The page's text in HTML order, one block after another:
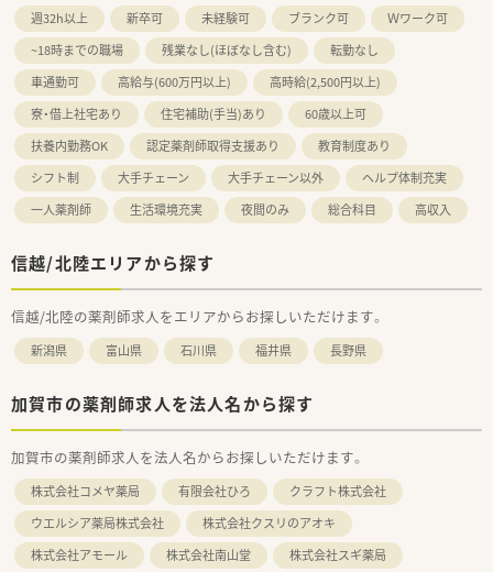
週32h以上
新卒可 未経験可 ブランク可
Ｗワーク可
~18時までの職場
残業なし(ほぼなし含む)
転勤なし
車通勤可
高給与(600万円以上)
高時給(2,500円以上)
寮・借上社宅あり
住宅補助(手当)あり
60歳以上可
扶養内勤務OK
認定薬剤師取得支援あり
教育制度あり
シフト制
大手チェーン 大手チェーン以外
ヘルプ体制充実
一人薬剤師
生活環境充実 夜間のみ 総合科目 高収入
信越/北陸エリアから探す
信越/北陸の薬剤師求人をエリアからお探しいただけます。
新潟県 富山県 石川県 福井県 長野県
加賀市の薬剤師求人を法人名から探す
加賀市の薬剤師求人を法人名からお探しいただけます。
株式会社コメヤ薬局 有限会社ひろ
クラフト株式会社
ウエルシア薬局株式会社
株式会社クスリのアオキ
株式会社アモール
株式会社南山堂
株式会社スギ薬局